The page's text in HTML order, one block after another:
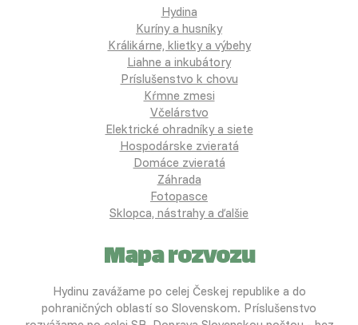
Hydina
Kuríny a husníky
Králikárne, klietky a výbehy
Liahne a inkubátory
Príslušenstvo k chovu
Kŕmne zmesi
Včelárstvo
Elektrické ohradníky a siete
Hospodárske zvieratá
Domáce zvieratá
Záhrada
Fotopasce
Sklopca, nástrahy a ďalšie
Mapa rozvozu
Hydinu zavážame po celej Českej republike a do
pohraničných oblastí so Slovenskom. Príslušenstvo